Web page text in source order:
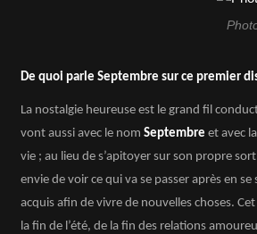
De quoi parle Septembre sur ce premier
La nostalgie heureuse est le grand fil
vont aussi avec le nom Septembre et avec
vie ; au lieu de s’apitoyer sur son propre
envie de voir ce qui va se passer après en
acquis afin de vivre de nouvelles choses.
la fin de l’été, de la fin des relations